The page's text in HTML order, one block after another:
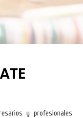
y profesionales